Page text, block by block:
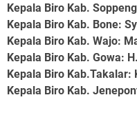
Kepala Biro Kab. Soppeng
Kepala Biro Kab. Bone:
Kepala Biro Kab. Wajo:
Kepala Biro Kab. Gowa:
Kepala Biro Kab.Takalar:
Kepala Biro Kab.